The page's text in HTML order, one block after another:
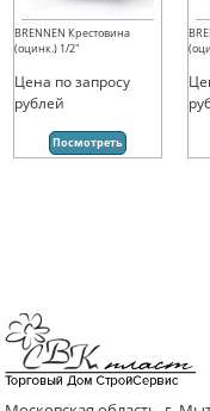
BRENNEN Крестовина
(оцинк.) 1/2"
Цена по запросу
рублей
Посмотреть